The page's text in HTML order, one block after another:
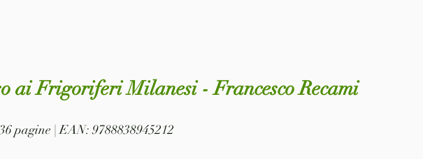
ai Frigoriferi Milanesi - Francesco Recami
pagine | EAN: 9788838945212